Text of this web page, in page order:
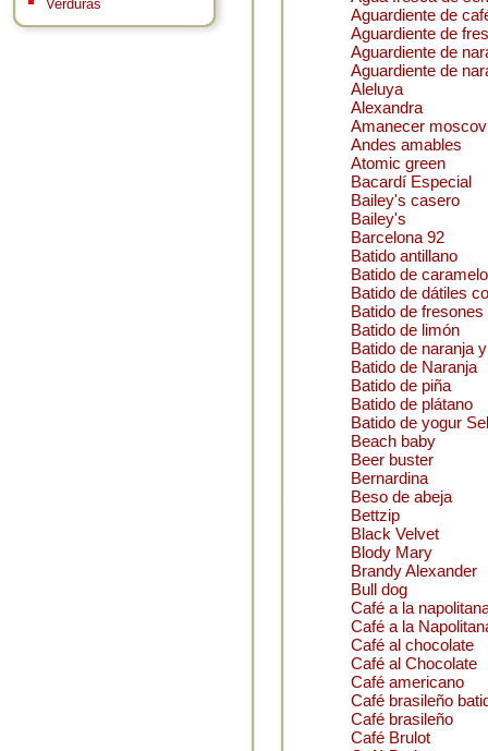
Verduras
Aguardiente de
Aguardiente de
Aguardiente de
Aguardiente de
Aleluya
Alexandra
Amanecer
Andes amables
Atomic green
Bacardí Especial
Bailey's casero
Bailey's
Barcelona 92
Batido antillano
Batido de caramelo
Batido de dátiles
Batido de fresones
Batido de limón
Batido de naranja
Batido de Naranja
Batido de piña
Batido de plátano
Batido de yogur
Beach baby
Beer buster
Bernardina
Beso de abeja
Bettzip
Black Velvet
Blody Mary
Brandy Alexander
Bull dog
Café a la
Café a la
Café al chocolate
Café al Chocolate
Café americano
Café brasileño
Café brasileño
Café Brulot